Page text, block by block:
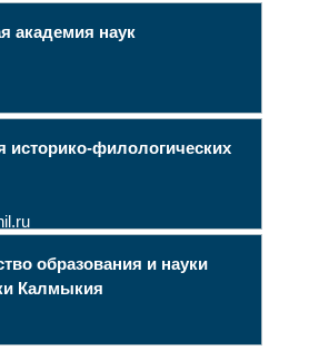
академия наук
историко-филологических
образования и науки
Калмыкия